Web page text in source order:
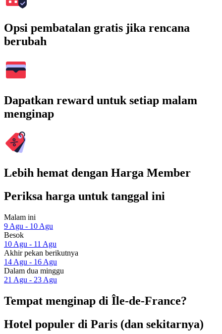
Opsi pembatalan gratis jika rencana
berubah
Dapatkan reward untuk setiap malam
menginap
Lebih hemat dengan Harga Member
Periksa harga untuk tanggal ini
Malam ini
9 Agu - 10 Agu
Besok
10 Agu - 11 Agu
Akhir pekan berikutnya
14 Agu - 16 Agu
Dalam dua minggu
21 Agu - 23 Agu
Tempat menginap di Île-de-France?
Hotel populer di Paris (dan sekitarnya)